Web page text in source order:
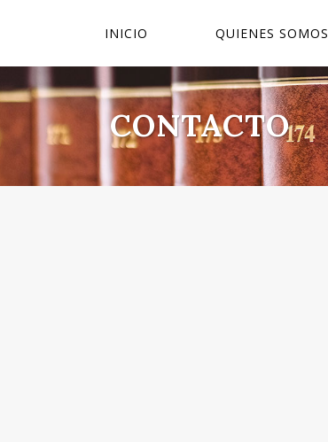
INICIO QUIENES SOMOS
CONTACTO